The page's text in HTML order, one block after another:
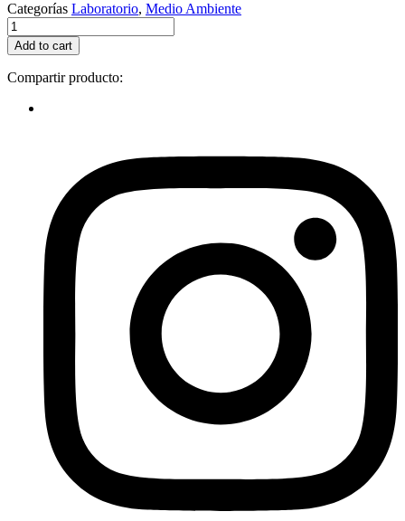
Categorías Laboratorio, Medio Ambiente
PILA
LITHIO
CR2450N-
RENATA
quantity
Add to cart
Compartir producto: